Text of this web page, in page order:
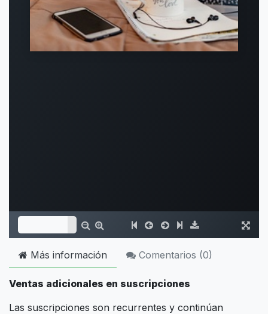
Más información Comentarios (0)
Ventas adicionales en suscripciones
Las suscripciones son recurrentes y continúan